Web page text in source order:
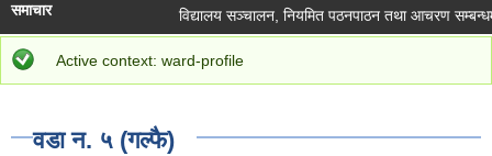
समाचार विद्यालय सञ्चालन, नियमित पठनपाठन तथा आचरण सम्बन्धमा
Status message
Active context: ward-profile
You are here
Home »परिचय»वडागत विवरण» वडा न. ५ (गल्फै)
वडा न. ५ (गल्फै)